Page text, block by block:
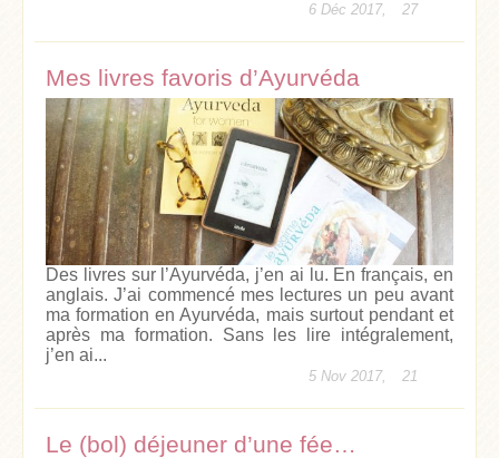
6 Déc 2017, 27
Mes livres favoris d’Ayurvéda
Des livres sur l’Ayurvéda, j’en ai lu. En français, en
anglais. J’ai commencé mes lectures un peu avant
ma formation en Ayurvéda, mais surtout pendant et
après ma formation. Sans les lire intégralement,
j’en ai...
5 Nov 2017, 21
Le (bol) déjeuner d’une fée…